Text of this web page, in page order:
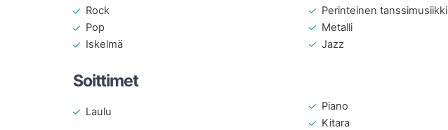
Rock
Pop
Iskelmä
Perinteinen tanssimusiikki
Metalli
Jazz
Soittimet
Laulu
Piano
Kitara